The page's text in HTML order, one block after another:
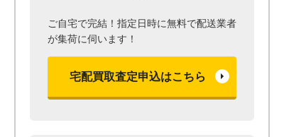
ご自宅で完結！指定日時に無料で配送業者
が集荷に伺います！
宅配買取査定申込はこちら